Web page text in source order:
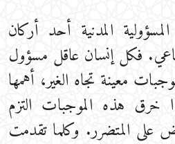
المدنية أحد أركان
فكل إنسان عاقل مسؤول
معينة تجاه الغير، أهمها
خرق هذه الموجبات التزم
على المتضرر. وكلما تقدمت